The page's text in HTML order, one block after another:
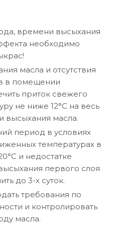
времени высыхания
необходимо
масла и отсутствия
в помещении
приток свежего
не ниже 12°C на весь
высыхания масла.
период в условиях
температурах в
и недостатке
первого слоя
до 3-х суток.
требования по
и контролировать
масла.